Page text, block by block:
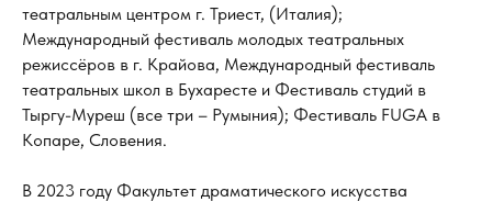
театральным центром г. Триест, (Италия);
Международный фестиваль молодых театральных
режиссёров в г. Крайова, Международный фестиваль
театральных школ в Бухаресте и Фестиваль студий в
Тыргу-Муреш (все три – Румыния); Фестиваль FUGA в
Копаре, Словения.
В 2023 году Факультет драматического искусства